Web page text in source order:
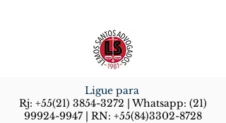
Ligue para
Rj: +55(21) 3854-3272 | Whatsapp: (21)
99924-9947 | RN: +55(84)3302-8728